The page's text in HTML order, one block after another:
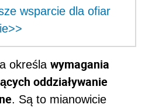
wsparcie dla ofiar
określa wymagania
oddziaływanie
. Są to mianowicie